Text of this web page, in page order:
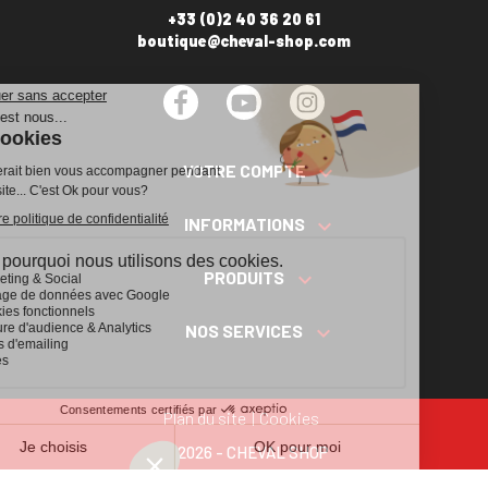
+33 (0)2 40 36 20 61
boutique@cheval-shop.com
Facebook YouTube
VOTRE COMPTE 
INFORMATIONS 
PRODUITS 
NOS SERVICES 
Plan du site Cookies
© 2026 - CHEVAL SHOP